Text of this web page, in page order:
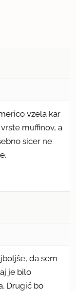
vzela kar
muffinov, a
sicer ne
da sem
je bilo
Drugič bo